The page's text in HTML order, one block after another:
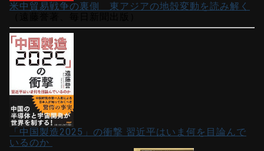
米中貿易戦争の裏側 東アジアの地殻変動を読み解く
「中国製造2025」の衝撃 習近平はいま何を目論んで
いるのか